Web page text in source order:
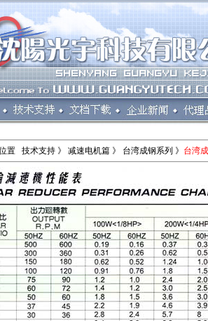
置 技术支持 》 减速电机篇 》 台湾成钢系列 》 台湾